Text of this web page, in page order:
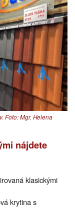
Foto: Mgr. Helena
nájdete
klasickými
krytina s